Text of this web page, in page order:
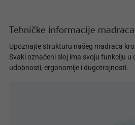
Tehničke informacije madraca
Upoznajte strukturu našeg madraca
Svaki označeni sloj ima svoju funkciju
udobnosti, ergonomije i dugotrajnosti.